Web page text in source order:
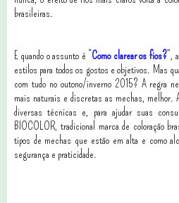
brasileiras.
E quando o assunto é “Como clarear os fios?”,
estilos para todos os gostos e objetivos. Mas
com tudo no outono/inverno 2015? A regra
mais naturais e discretas as mechas, melhor.
diversas técnicas e, para ajudar suas
BIOCOLOR, tradicional marca de coloração
tipos de mechas que estão em alta e como
segurança e praticidade.